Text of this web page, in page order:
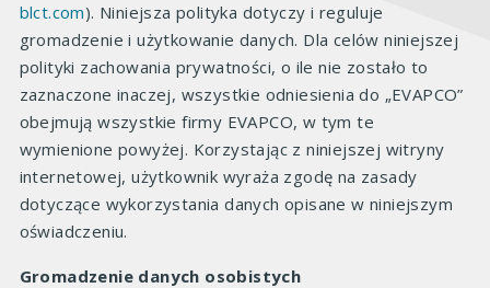
blct.com). Niniejsza polityka dotyczy i reguluje
gromadzenie i użytkowanie danych. Dla celów niniejszej
polityki zachowania prywatności, o ile nie zostało to
zaznaczone inaczej, wszystkie odniesienia do „EVAPCO”
obejmują wszystkie firmy EVAPCO, w tym te
wymienione powyżej. Korzystając z niniejszej witryny
internetowej, użytkownik wyraża zgodę na zasady
dotyczące wykorzystania danych opisane w niniejszym
oświadczeniu.
Gromadzenie danych osobistych